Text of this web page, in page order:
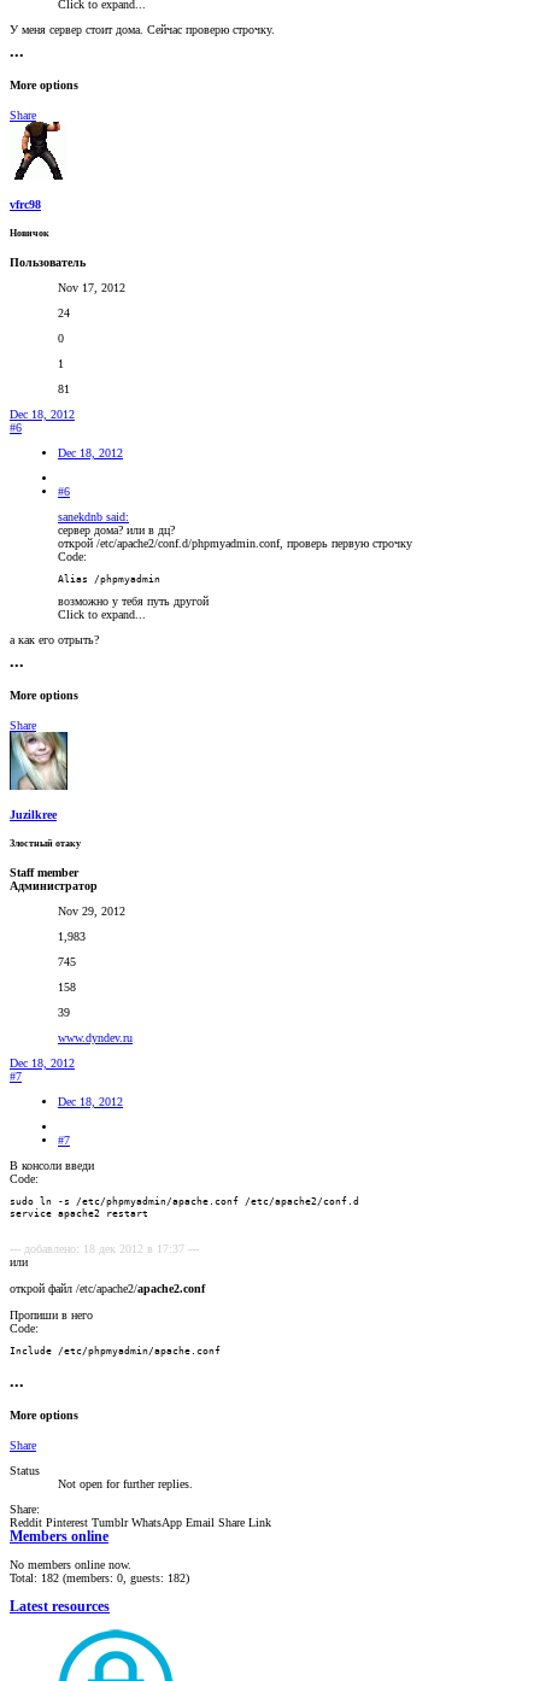
Click to expand...
У меня сервер стоит дома. Сейчас проверю строчку.
•••
More options
Share
vfrc98
Новичок
Пользователь
Nov 17, 2012
24
0
1
81
Dec 18, 2012
#6
Dec 18, 2012
#6
sanekdnb said:
сервер дома? или в дц?
открой /etc/apache2/conf.d/phpmyadmin.conf, проверь первую строчку
Code:
Alias /phpmyadmin
возможно у тебя путь другой
Click to expand...
а как его отрыть?
•••
More options
Share
Juzilkree
Злостный отаку
Staff member
Администратор
Nov 29, 2012
1,983
745
158
39
www.dyndev.ru
Dec 18, 2012
#7
Dec 18, 2012
#7
В консоли введи
Code:
sudo ln -s /etc/phpmyadmin/apache.conf /etc/apache2/conf.d
service apache2 restart
--- добавлено: 18 дек 2012 в 17:37 ---
или
открой файл /etc/apache2/apache2.conf
Пропиши в него
Code:
Include /etc/phpmyadmin/apache.conf
•••
More options
Share
Status
Not open for further replies.
Share:
Reddit Pinterest Tumblr WhatsApp Email Share Link
Members online
No members online now.
Total: 182 (members: 0, guests: 182)
Latest resources